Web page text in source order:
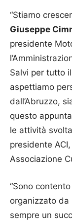
“Stiamo
Giuseppe
presidente
Salvi per tutto
aspettiamo
dall’Abruzzo,
questo
le attività
presidente
Associazione
“Sono
organizzato da
sempre un